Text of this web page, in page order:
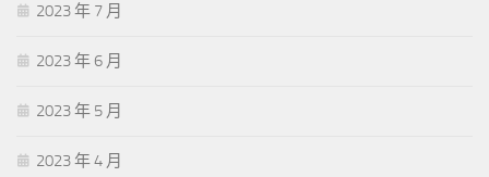
2023 年 7 月
2023 年 6 月
2023 年 5 月
2023 年 4 月